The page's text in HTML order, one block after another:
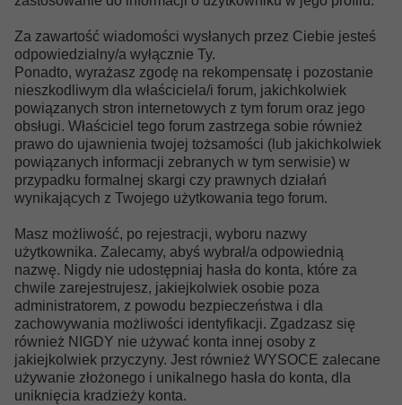
Za zawartość wiadomości wysłanych przez Ciebie jesteś
odpowiedzialny/a wyłącznie Ty.
Ponadto, wyrażasz zgodę na rekompensatę i pozostanie
nieszkodliwym dla właściciela/i forum, jakichkolwiek
powiązanych stron internetowych z tym forum oraz jego
obsługi. Właściciel tego forum zastrzega sobie również
prawo do ujawnienia twojej tożsamości (lub jakichkolwiek
powiązanych informacji zebranych w tym serwisie) w
przypadku formalnej skargi czy prawnych działań
wynikających z Twojego użytkowania tego forum.
Masz możliwość, po rejestracji, wyboru nazwy
użytkownika. Zalecamy, abyś wybrał/a odpowiednią
nazwę. Nigdy nie udostępniaj hasła do konta, które za
chwile zarejestrujesz, jakiejkolwiek osobie poza
administratorem, z powodu bezpieczeństwa i dla
zachowywania możliwości identyfikacji. Zgadzasz się
również NIGDY nie używać konta innej osoby z
jakiejkolwiek przyczyny. Jest również WYSOCE zalecane
używanie złożonego i unikalnego hasła do konta, dla
uniknięcia kradzieży konta.